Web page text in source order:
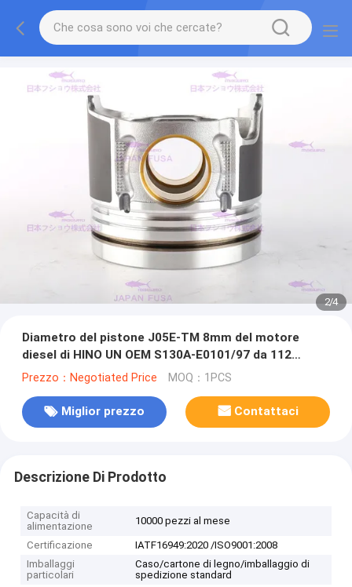
2/4
Diametro del pistone J05E-TM 8mm del motore
diesel di HINO UN OEM S130A-E0101/97 da 112
millimetri
Prezzo：Negotiated Price MOQ：1PCS
Miglior prezzo Contattaci
Descrizione Di Prodotto
Capacità di
alimentazione
10000 pezzi al mese
Certificazione
IATF16949:2020 /ISO9001:2008
Imballaggi
particolari
Caso/cartone di legno/imballaggio di
spedizione standard